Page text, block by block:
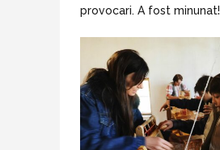
provocari. A fost minunat!